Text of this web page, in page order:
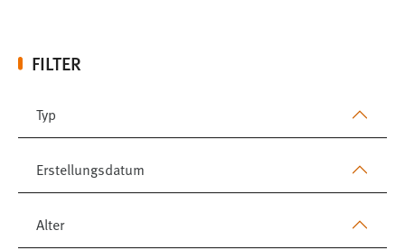
FILTER
Typ
Erstellungsdatum
Alter